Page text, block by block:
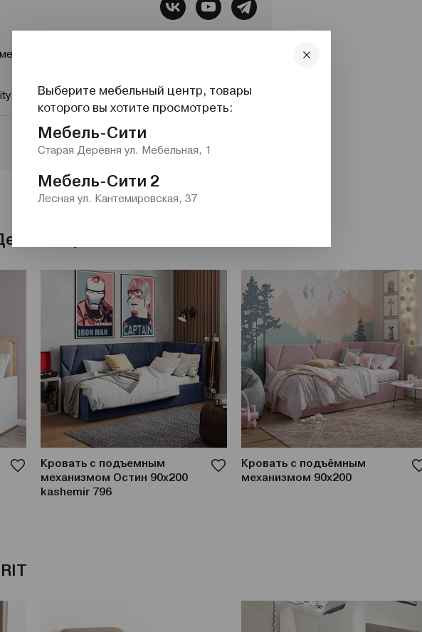
Все для сна, Системы хранения,
2@nw.lazurit.comlazurit.com
кровати"
Кровать с подъемным
механизмом Остин 90x200
kashemir 796
Кровать с подъёмным
механизмом 90x200
Выберите мебельный центр, товары
которого вы хотите просмотреть:
Мебель-Сити
Старая Деревня ул. Мебельная, 1
Мебель-Сити 2
Лесная ул. Кантемировская, 37